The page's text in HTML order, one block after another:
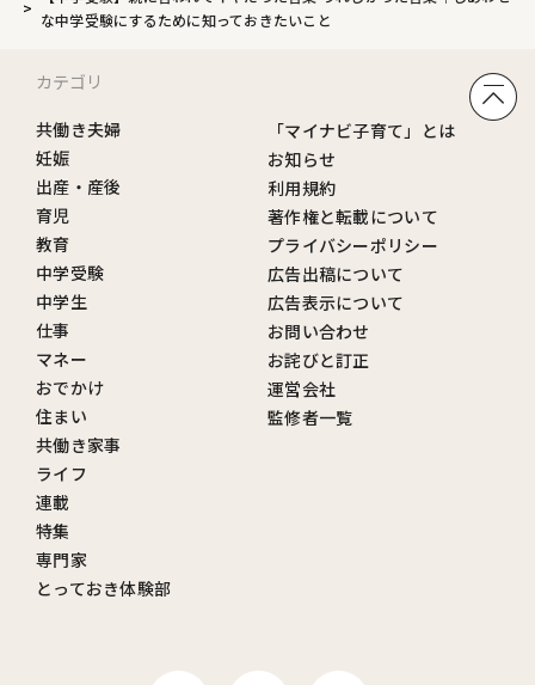
な中学受験にするために知っておきたいこと
カテゴリ
共働き夫婦
妊娠
出産・産後
育児
教育
中学受験
中学生
仕事
マネー
おでかけ
住まい
共働き家事
ライフ
連載
特集
専門家
とっておき体験部
「マイナビ子育て」とは
お知らせ
利用規約
著作権と転載について
プライバシーポリシー
広告出稿について
広告表示について
お問い合わせ
お詫びと訂正
運営会社
監修者一覧